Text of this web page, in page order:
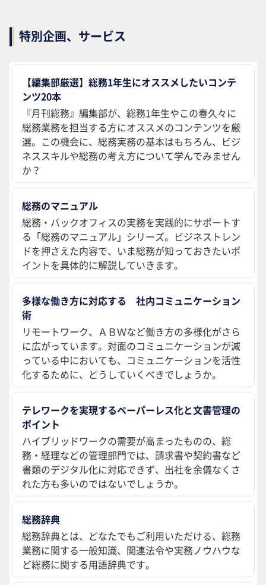
特別企画、サービス
【編集部厳選】総務1年生にオススメしたいコンテ
ンツ20本
『月刊総務』編集部が、総務1年生やこの春久々に
総務業務を担当する方にオススメのコンテンツを厳
選。この機会に、総務実務の基本はもちろん、ビジ
ネススキルや総務の考え方について学んでみません
か？
総務のマニュアル
総務・バックオフィスの実務を実践的にサポートす
る「総務のマニュアル」シリーズ。ビジネストレン
ドを押さえた内容で、いま総務が知っておきたいポ
イントを具体的に解説していきます。
多様な働き方に対応する 社内コミュニケーション
術
リモートワーク、ＡＢＷなど働き方の多様化がさら
に広がっています。対面のコミュニケーションが減
っている中においても、コミュニケーションを活性
化するために、どうしていくべきでしょうか。
テレワークを実現するペーパーレス化と文書管理の
ポイント
ハイブリッドワークの需要が高まったものの、総
務・経理などの管理部門では、請求書や契約書など
書類のデジタル化に対応できず、出社を余儀なくさ
れた方も多いのではないでしょうか。
総務辞典
総務辞典とは、どなたでもご利用いただける、総務
業務に関する一般知識、関連法令や実務ノウハウな
ど総務に関する用語辞典です。